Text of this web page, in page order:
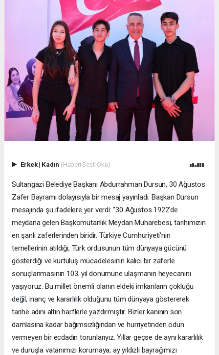
Erkek| Kadın (Haberi Sesli Oku)
Sultangazi Belediye Başkanı Abdurrahman Dursun, 30 Ağustos
Zafer Bayramı dolayısıyla bir mesaj yayınladı. Başkan Dursun
mesajında şu ifadelere yer verdi: “30 Ağustos 1922’de
meydana gelen Başkomutanlık Meydan Muharebesi, tarihimizin
en şanlı zaferlerinden biridir. Türkiye Cumhuriyeti’nin
temellerinin atıldığı, Türk ordusunun tüm dünyaya gücünü
gösterdiği ve kurtuluş mücadelesinin kalıcı bir zaferle
sonuçlanmasının 103. yıl dönümüne ulaşmanın heyecanını
yaşıyoruz. Bu millet önemli olanın eldeki imkanların çokluğu
değil, inanç ve kararlılık olduğunu tüm dünyaya göstererek
tarihe adını altın harflerle yazdırmıştır. Bizler kanının son
damlasına kadar bağımsızlığından ve hürriyetinden ödün
vermeyen bir ecdadın torunlarıyız. Yıllar geçse de aynı kararlılık
ve duruşla vatanımızı korumaya, ay yıldızlı bayrağımızı